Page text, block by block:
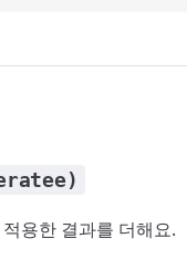
용한 결과를 더해요.